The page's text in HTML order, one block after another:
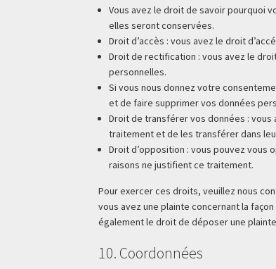
Vous avez le droit de savoir pourquoi
elles seront conservées.
Droit d’accès : vous avez le droit
Droit de rectification : vous avez le
personnelles.
Si vous nous donnez votre
et de faire supprimer vos données
Droit de transférer vos données :
traitement et de les transférer dans
Droit d’opposition : vous pouvez vous
raisons ne justifient ce traitement.
Pour exercer ces droits, veuillez nous
vous avez une plainte concernant la
également le droit de déposer une
10. Coordonnées